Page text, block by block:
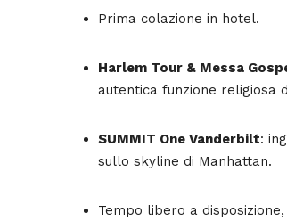
Prima colazione in hotel.
Harlem Tour & Messa
autentica funzione religiosa
SUMMIT One Vanderbilt:
sullo skyline di Manhattan.
Tempo libero a